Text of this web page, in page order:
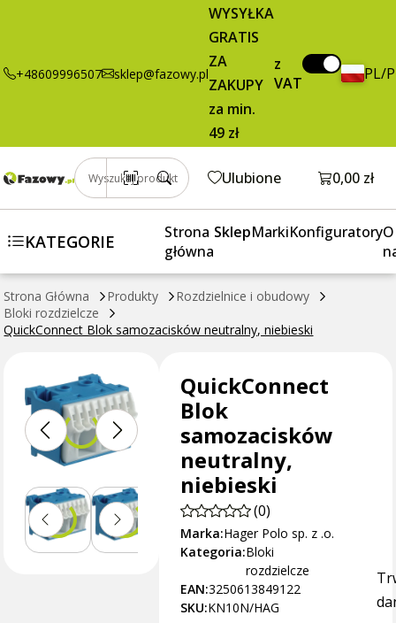
+48609996507 sklep@fazowy.pl
WYSYŁKA
GRATIS
ZA
ZAKUPY
za min.
49 zł
z
VAT
PL/
Wyszukaj produkt Ulubione Otwórz
0,00 zł
KATEGORIE
Strona
główna
SklepMarkiKonfiguratoryO
Strona Główna Produkty
Rozdzielnice i obudowy
Bloki rozdzielcze
QuickConnect Blok samozacisków neutralny, niebieski
niebieski
brutto / szt. Dodaj do koszyka
QuickConnect
Blok
samozacisków
neutralny,
niebieski
(0)
Marka:Hager Polo sp. z .o.
Kategoria:Bloki
rozdzielcze
EAN:3250613849122
SKU:KN10N/HAG